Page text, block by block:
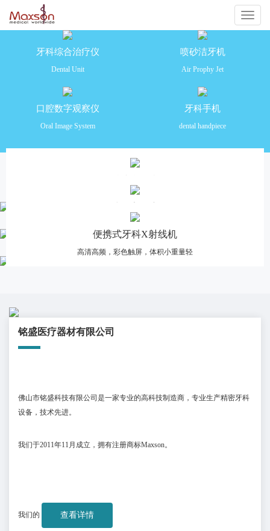
切
牙科综合治疗仪
Dental Unit
喷砂洁牙机
Air Prophy Jet
口腔数字观察仪
Oral Image System
牙科手机
dental handpiece
产品推荐
便携式牙科X射线机
高清高频，彩色触屏，体积小重量轻
铭盛医疗器材有限公司
佛山市铭盛科技有限公司是一家专业的高科技制造商，专业生产精密牙科
设备，技术先进。
我们于2011年11 月成立，拥有注册商标Maxson。
我们的 查看详情